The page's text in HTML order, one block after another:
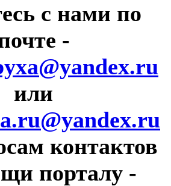
с нами по
-
или
контактов
порталу -